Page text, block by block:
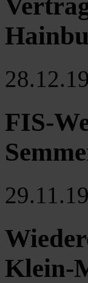
FIS-
Klein-